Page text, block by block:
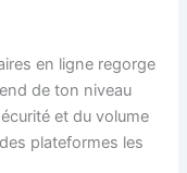
en ligne regorge
de ton niveau
et du volume
plateformes les